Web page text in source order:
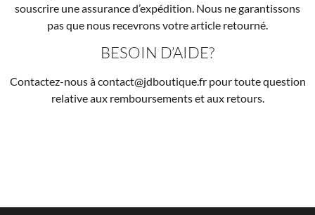
souscrire une assurance d’expédition. Nous ne garantissons
pas que nous recevrons votre article retourné.
BESOIN D’AIDE?
Contactez-nous à contact@jdboutique.fr pour toute question
relative aux remboursements et aux retours.